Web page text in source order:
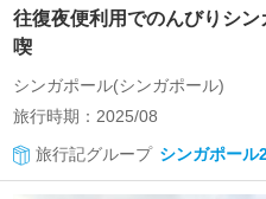
往復夜便利用でのんびりシ
喫
シンガポール(シンガポール)
旅行時期：2025/08
旅行記グループ シンガポー